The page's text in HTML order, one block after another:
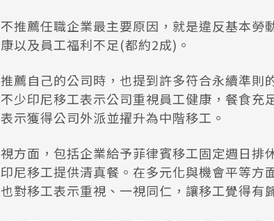
推薦任職企業最主要原因，就是違反基本
以及員工福利不足(都約2成)。
薦自己的公司時，也提到許多符合永續準則
少印尼移工表示公司重視員工健康，餐食充
示獲得公司外派並擢升為中階移工。
方面，包括企業給予菲律賓移工固定週日排
尼移工提供清真餐。在多元化與機會平等方
對移工表示重視、一視同仁，讓移工覺得有